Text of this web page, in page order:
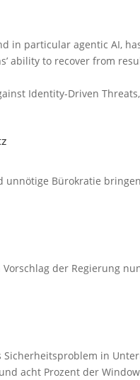
in particular agentic AI,
ability to recover from
Identity-Driven
Bürokratie
der Regierung
Sicherheitsproblem in
acht Prozent der